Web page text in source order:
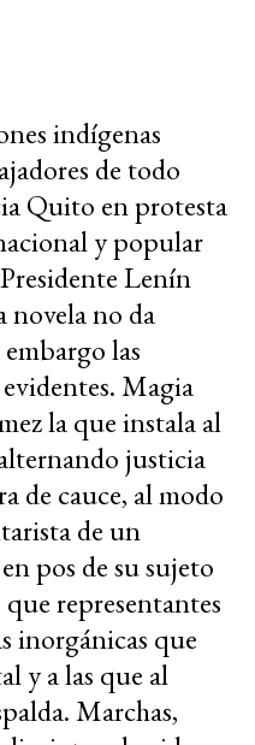
indígenas
de todo
Quito en protesta
y popular
Lenín
no da
las
Magia
la que instala al
justicia
de cauce, al modo
de un
pos de su sujeto
representantes
inorgánicas que
y a las que al
Marchas,